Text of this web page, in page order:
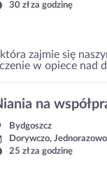
30 zł za godzinę
zajmie się
w opiece nad
na
Bydgoszcz
Dorywczo, Jednorazowo
25 zł za godzinę